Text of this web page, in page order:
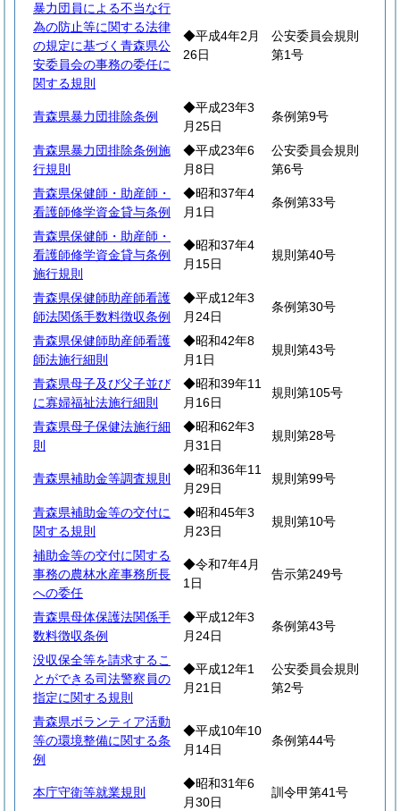
暴力団員による不当な行
為の防止等に関する法律
の規定に基づく青森県公
安委員会の事務の委任に
関する規則
◆平成4年2月
26日
公安委員会規則
第1号
青森県暴力団排除条例
◆平成23年3
月25日
条例第9号
青森県暴力団排除条例施
行規則
◆平成23年6
月8日
公安委員会規則
第6号
青森県保健師・助産師・
看護師修学資金貸与条例
◆昭和37年4
月1日
条例第33号
青森県保健師・助産師・
看護師修学資金貸与条例
施行規則
◆昭和37年4
月15日
規則第40号
青森県保健師助産師看護
師法関係手数料徴収条例
◆平成12年3
月24日
条例第30号
青森県保健師助産師看護
師法施行細則
◆昭和42年8
月1日
規則第43号
青森県母子及び父子並び
に寡婦福祉法施行細則
◆昭和39年11
月16日
規則第105号
青森県母子保健法施行細
則
◆昭和62年3
月31日
規則第28号
青森県補助金等調査規則
◆昭和36年11
月29日
規則第99号
青森県補助金等の交付に
関する規則
◆昭和45年3
月23日
規則第10号
補助金等の交付に関する
事務の農林水産事務所長
への委任
◆令和7年4月
1日
告示第249号
青森県母体保護法関係手
数料徴収条例
◆平成12年3
月24日
条例第43号
没収保全等を請求するこ
とができる司法警察員の
指定に関する規則
◆平成12年1
月21日
公安委員会規則
第2号
青森県ボランティア活動
等の環境整備に関する条
例
◆平成10年10
月14日
条例第44号
本庁守衛等就業規則
◆昭和31年6
月30日
訓令甲第41号